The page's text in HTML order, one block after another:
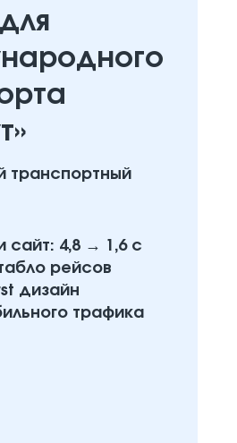
транспортный
сайт: 4,8 → 1,6 с
рейсов
дизайн
трафика